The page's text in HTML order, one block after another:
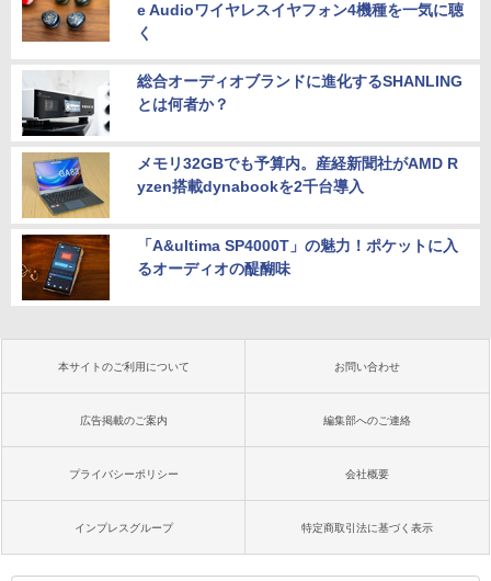
e Audioワイヤレスイヤフォン4機種を一気に聴
く
総合オーディオブランドに進化するSHANLING
とは何者か？
メモリ32GBでも予算内。産経新聞社がAMD R
yzen搭載dynabookを2千台導入
「A&ultima SP4000T」の魅力！ポケットに入
るオーディオの醍醐味
本サイトのご利用について お問い合わせ
広告掲載のご案内 編集部へのご連絡
プライバシーポリシー 会社概要
インプレスグループ 特定商取引法に基づく表示